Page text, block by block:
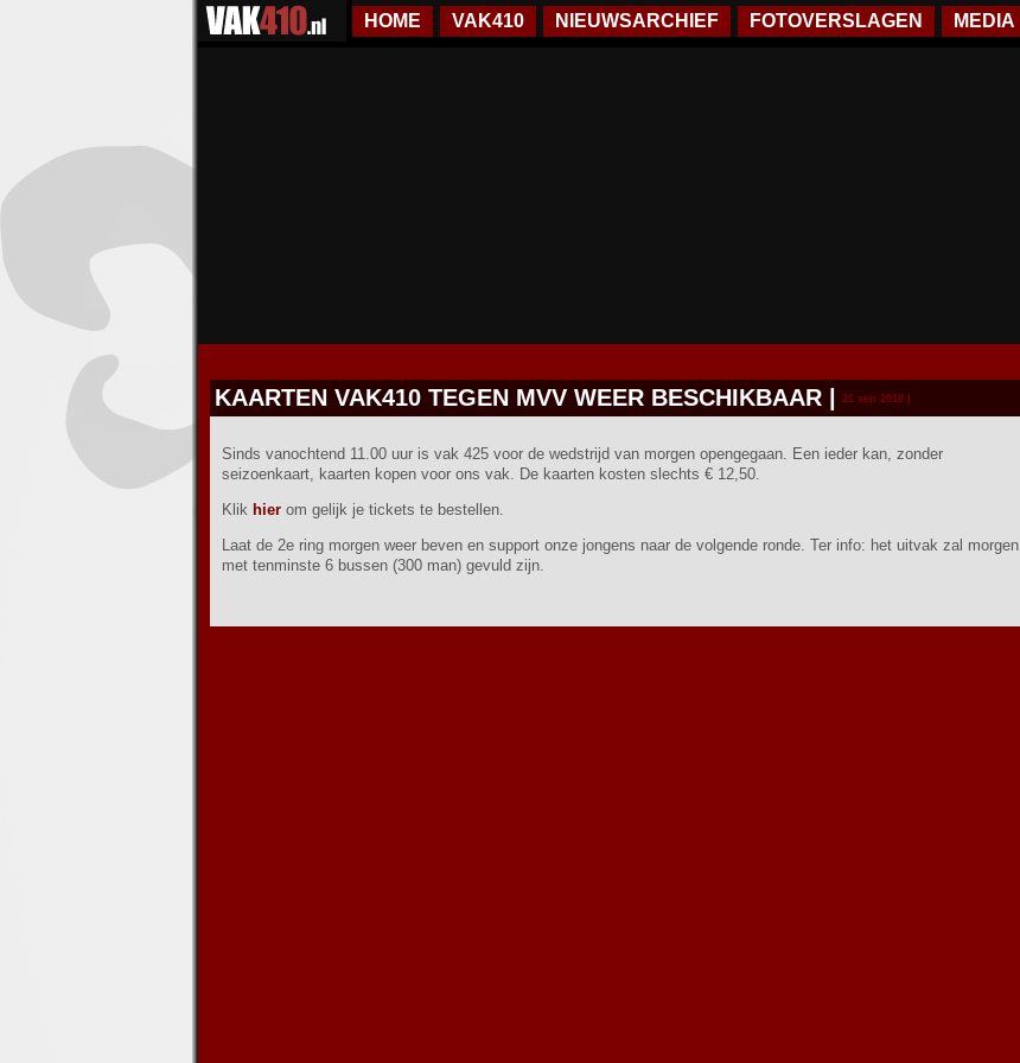
HOME VAK410 NIEUWSARCHIEF FOTOVERSLAGEN MEDIA
KAARTEN VAK410 TEGEN MVV WEER BESCHIKBAAR 21 sep 2010 |
Sinds vanochtend 11.00 uur is vak 425 voor de wedstrijd van morgen opengegaan. Een ieder kan, zonder
seizoenkaart, kaarten kopen voor ons vak. De kaarten kosten slechts € 12,50.
Klik hier om gelijk je tickets te bestellen.
Laat de 2e ring morgen weer beven en support onze jongens naar de volgende ronde. Ter info: het uitvak zal morgen
met tenminste 6 bussen (300 man) gevuld zijn.